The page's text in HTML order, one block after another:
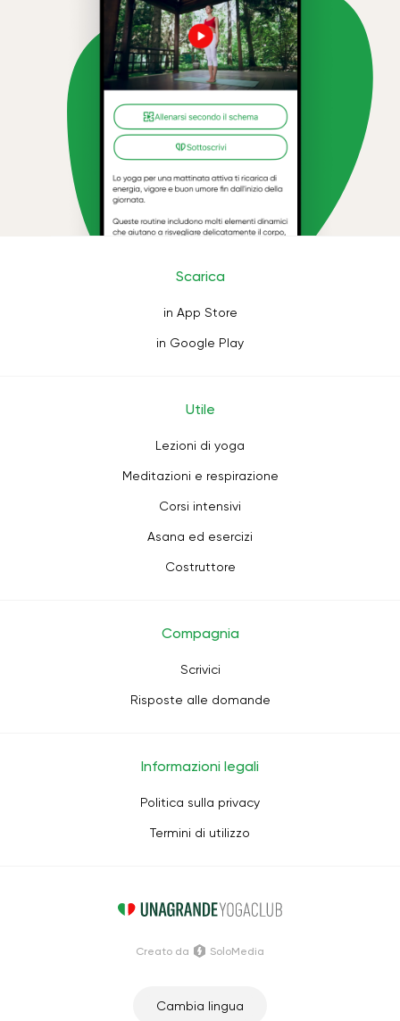
Scarica
in App Store
in Google Play
Utile
Lezioni di yoga
Meditazioni e respirazione
Corsi intensivi
Asana ed esercizi
Costruttore
Compagnia
Scrivici
Risposte alle domande
Informazioni legali
Politica sulla privacy
Termini di utilizzo
Cambia lingua
Creato da SoloMedia